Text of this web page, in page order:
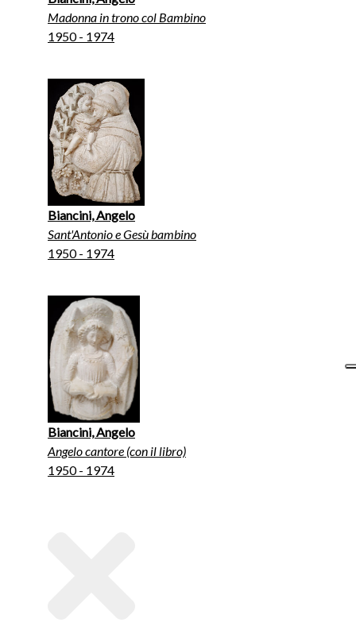
Madonna in trono col Bambino
1950 - 1974
Biancini, Angelo
Sant'Antonio e Gesù bambino
1950 - 1974
Biancini, Angelo
Angelo cantore (con il libro)
1950 - 1974